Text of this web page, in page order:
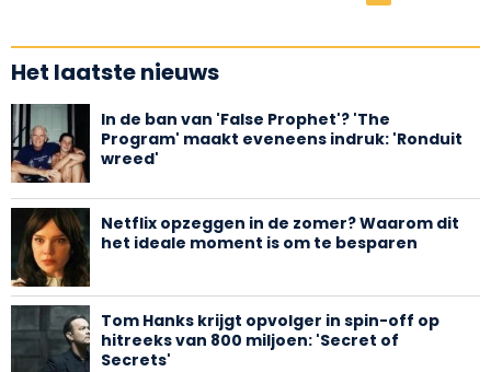
Het laatste nieuws
In de ban van 'False Prophet'? 'The
Program' maakt eveneens indruk: 'Ronduit
wreed'
Netflix opzeggen in de zomer? Waarom dit
het ideale moment is om te besparen
Tom Hanks krijgt opvolger in spin-off op
hitreeks van 800 miljoen: 'Secret of
Secrets'